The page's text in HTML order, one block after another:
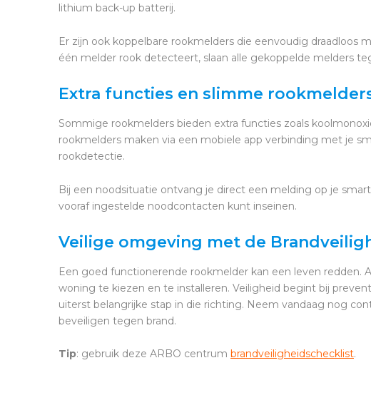
lithium back-up batterij.
Er zijn ook koppelbare rookmelders die eenvoudig draadloos
één melder rook detecteert, slaan alle gekoppelde melders
Extra functies en slimme
Sommige rookmelders bieden extra functies zoals
rookmelders maken via een mobiele app verbinding met je
rookdetectie.
Bij een noodsituatie ontvang je direct een melding op je
vooraf ingestelde noodcontacten kunt inseinen.
Veilige omgeving met de
Een goed functionerende rookmelder kan een leven redden.
woning te kiezen en te installeren. Veiligheid begint bij
uiterst belangrijke stap in die richting. Neem vandaag nog
beveiligen tegen brand.
Tip: gebruik deze ARBO centrum brandveiligheidschecklist.